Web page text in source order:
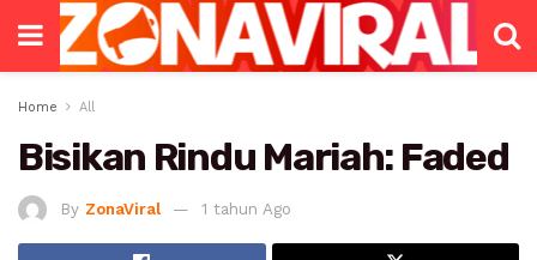
Home All
Bisikan Rindu Mariah: Faded
By ZonaViral 1 tahun Ago